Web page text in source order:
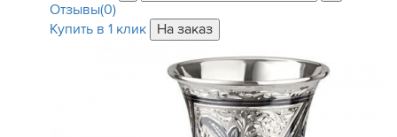
Отзывы(0)
Купить в 1 клик